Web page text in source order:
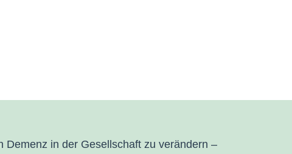
Demenz in der Gesellschaft zu verändern –